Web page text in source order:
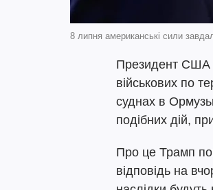
8 липня американські сили
Президент США
військових по
суднах в
подібних дій,
Про це Трамп
відповідь на